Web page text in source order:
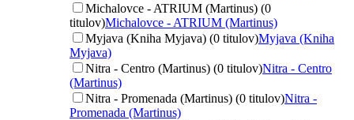
Michalovce - ATRIUM (Martinus) (0
titulov)Michalovce - ATRIUM (Martinus)
Myjava (Kniha Myjava) (0 titulov)Myjava (Kniha
Myjava)
Nitra - Centro (Martinus) (0 titulov)Nitra - Centro
(Martinus)
Nitra - Promenada (Martinus) (0 titulov)Nitra -
Promenada (Martinus)